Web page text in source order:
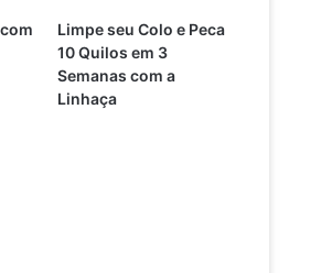
Limpe seu Colo e Peca
10 Quilos em 3
Semanas com a
Linhaça